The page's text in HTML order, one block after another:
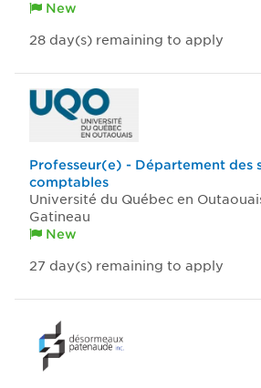
New
28 day(s) remaining to apply
Professeur(e) - Département des
comptables
Université du Québec en
Gatineau
New
27 day(s) remaining to apply